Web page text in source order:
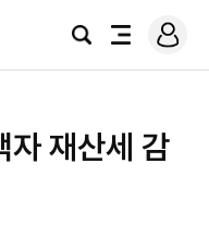
검
전
로
그
자 재산세 감